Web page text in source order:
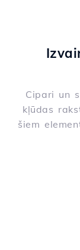
Cipari un
kļūdas
šiem